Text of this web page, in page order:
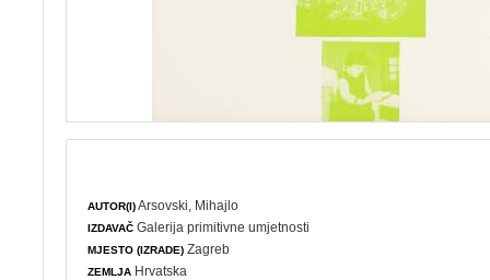
AUTOR(I)Arsovski, Mihajlo
IZDAVAČ Galerija primitivne umjetnosti
MJESTO (IZRADE) Zagreb
ZEMLJA Hrvatska